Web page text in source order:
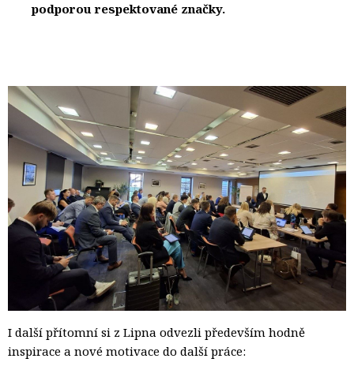
podporou respektované značky.
I další přítomní si z Lipna odvezli především hodně
inspirace a nové motivace do další práce: